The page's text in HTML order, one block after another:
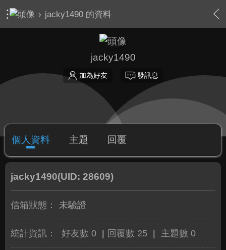
› jacky1490 的資料
jacky1490
加為好友 發訊息
個人資料 主題 回覆
jacky1490(UID: 28609)
信箱狀態： 未驗證
統計資訊： 好友數 0 回覆數 25 主題數 0